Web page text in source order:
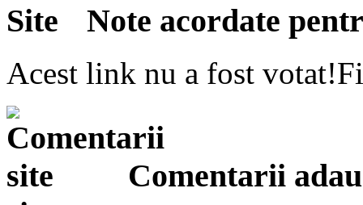
Note acordate
Acest link nu a fost
Comentarii